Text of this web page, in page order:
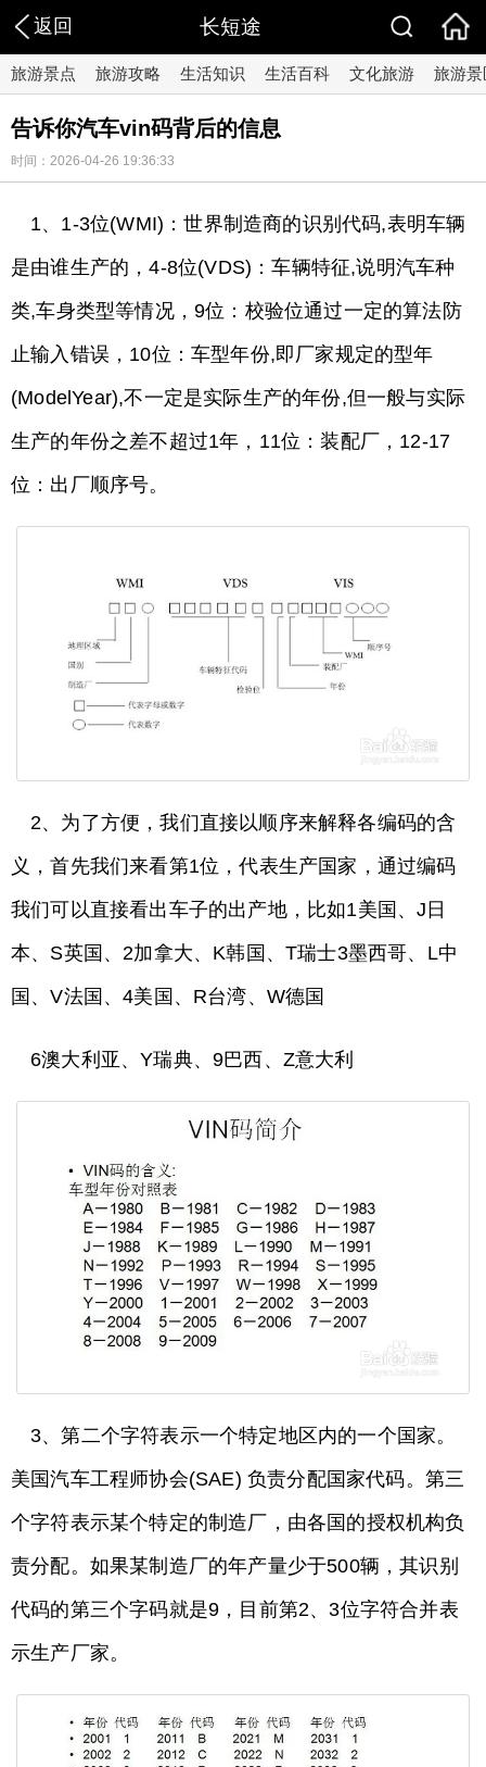
返回 长短途
旅游景点 旅游攻略 生活知识 生活百科 文化旅游 旅游景
告诉你汽车vin码背后的信息
时间：2026-04-26 19:36:33
1、1-3位(WMI)：世界制造商的识别代码,表明车辆
是由谁生产的，4-8位(VDS)：车辆特征,说明汽车种
类,车身类型等情况，9位：校验位通过一定的算法防
止输入错误，10位：车型年份,即厂家规定的型年
(ModelYear),不一定是实际生产的年份,但一般与实际
生产的年份之差不超过1年，11位：装配厂，12-17
位：出厂顺序号。
2、为了方便，我们直接以顺序来解释各编码的含
义，首先我们来看第1位，代表生产国家，通过编码
我们可以直接看出车子的出产地，比如1美国、J日
本、S英国、2加拿大、K韩国、T瑞士3墨西哥、L中
国、V法国、4美国、R台湾、W德国
6澳大利亚、Y瑞典、9巴西、Z意大利
3、第二个字符表示一个特定地区内的一个国家。
美国汽车工程师协会(SAE) 负责分配国家代码。第三
个字符表示某个特定的制造厂，由各国的授权机构负
责分配。如果某制造厂的年产量少于500辆，其识别
代码的第三个字码就是9，目前第2、3位字符合并表
示生产厂家。